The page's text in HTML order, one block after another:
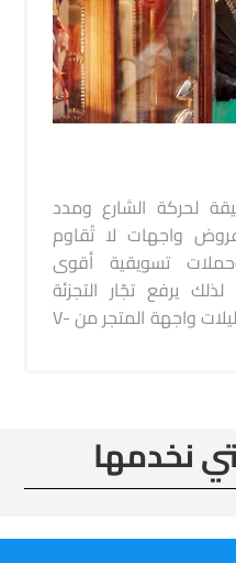
لحركة الشارع ومدد
عروض واجهات لا تُقاوم
تسويقية أقوى
يرفع تجّار التجزئة
إيراداتهم الإجمالية مع حل تحليلات واجهة المتجر من V-
نخدمها